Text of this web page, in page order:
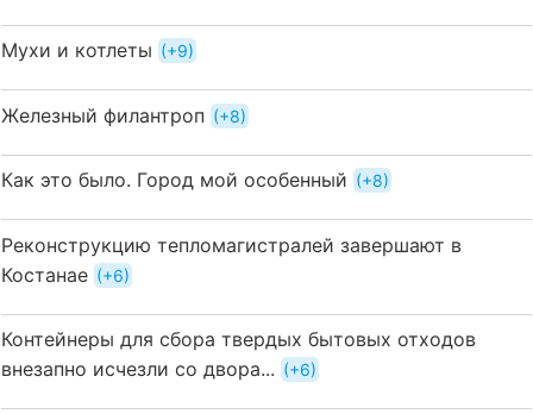
Мухи и котлеты +9
Железный филантроп +8
Как это было. Город мой особенный +8
Реконструкцию тепломагистралей завершают в
Костанае
+6
Контейнеры для сбора твердых бытовых отходов
внезапно исчезли со двора...
+6